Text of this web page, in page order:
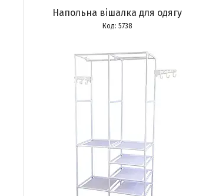
Напольна вішалка для одягу
5738